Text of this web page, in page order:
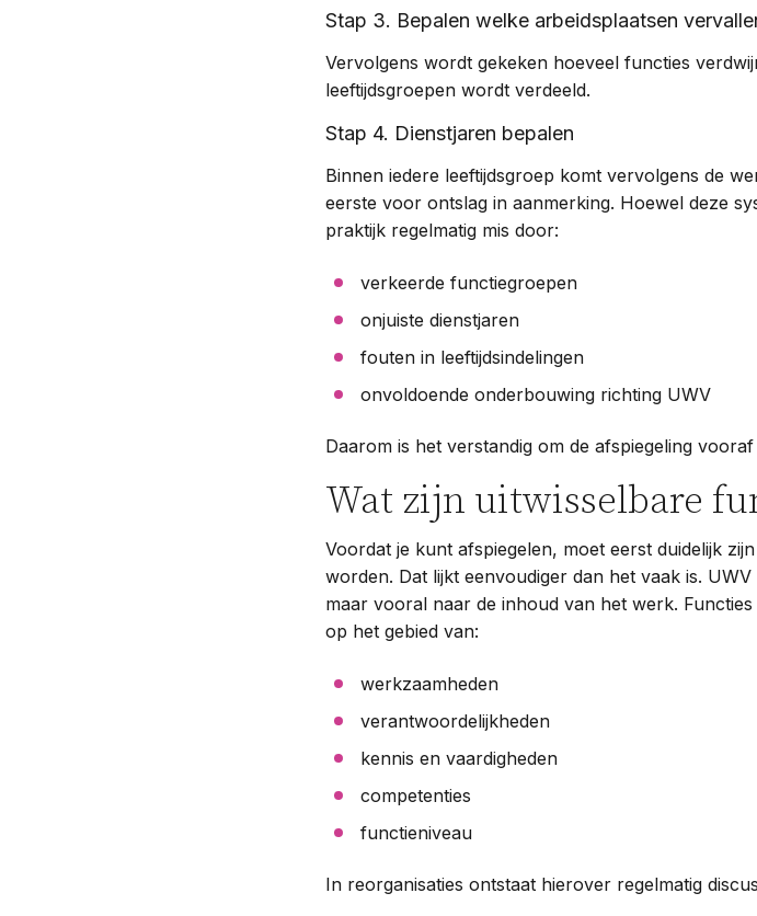
Stap 3. Bepalen welke arbeidsplaatsen
Vervolgens wordt gekeken hoeveel functies
leeftijdsgroepen wordt verdeeld.
Stap 4. Dienstjaren bepalen
Binnen iedere leeftijdsgroep komt vervolgens de
eerste voor ontslag in aanmerking. Hoewel deze
praktijk regelmatig mis door:
verkeerde functiegroepen
onjuiste dienstjaren
fouten in leeftijdsindelingen
onvoldoende onderbouwing richting UWV
Daarom is het verstandig om de afspiegeling
Wat zijn uitwisselbare
Voordat je kunt afspiegelen, moet eerst duidelijk
worden. Dat lijkt eenvoudiger dan het vaak is.
maar vooral naar de inhoud van het werk.
op het gebied van:
werkzaamheden
verantwoordelijkheden
kennis en vaardigheden
competenties
functieniveau
In reorganisaties ontstaat hierover regelmatig